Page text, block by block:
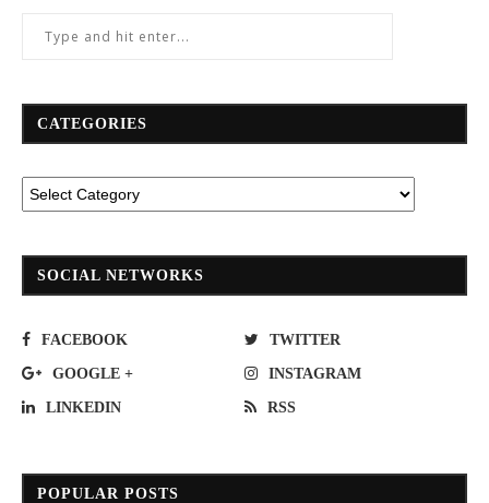
CATEGORIES
SOCIAL NETWORKS
FACEBOOK TWITTER
GOOGLE + INSTAGRAM
LINKEDIN RSS
POPULAR POSTS